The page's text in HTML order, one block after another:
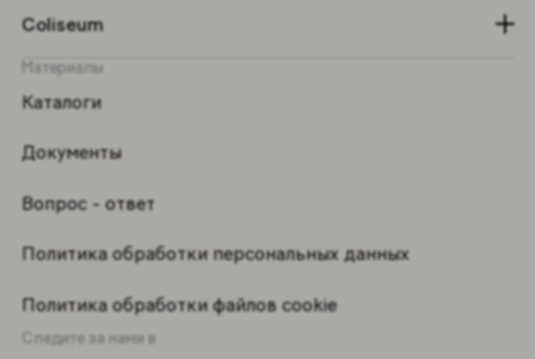
Coliseum
Материалы
Каталоги
Документы
Вопрос - ответ
Политика обработки персональных данных
Политика обработки файлов cookie
Следите за нами в